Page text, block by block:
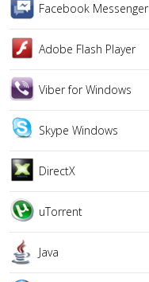
Facebook Messenger
Adobe Flash Player
Viber for Windows
Skype Windows
DirectX
uTorrent
Java